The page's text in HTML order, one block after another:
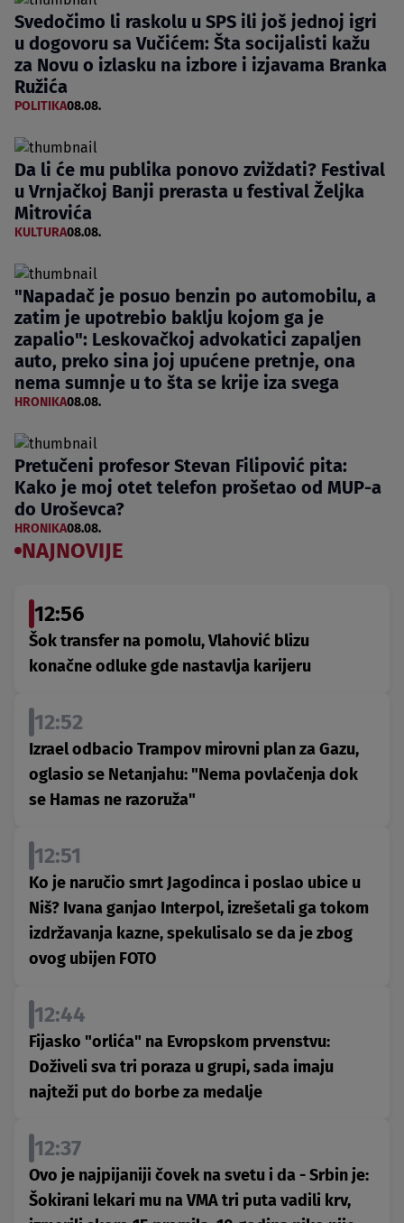
Svedočimo li raskolu u SPS ili još jednoj igri
u dogovoru sa Vučićem: Šta socijalisti kažu
za Novu o izlasku na izbore i izjavama Branka
Ružića
POLITIKA08.08.
Da li će mu publika ponovo zviždati? Festival
u Vrnjačkoj Banji prerasta u festival Željka
Mitrovića
KULTURA08.08.
"Napadač je posuo benzin po automobilu, a
zatim je upotrebio baklju kojom ga je
zapalio": Leskovačkoj advokatici zapaljen
auto, preko sina joj upućene pretnje, ona
nema sumnje u to šta se krije iza svega
HRONIKA08.08.
Pretučeni profesor Stevan Filipović pita:
Kako je moj otet telefon prošetao od MUP-a
do Uroševca?
HRONIKA08.08.
NAJNOVIJE
12:56
Šok transfer na pomolu, Vlahović blizu
konačne odluke gde nastavlja karijeru
12:52
Izrael odbacio Trampov mirovni plan za Gazu,
oglasio se Netanjahu: "Nema povlačenja dok
se Hamas ne razoruža"
12:51
Ko je naručio smrt Jagodinca i poslao ubice u
Niš? Ivana ganjao Interpol, izrešetali ga tokom
izdržavanja kazne, spekulisalo se da je zbog
ovog ubijen FOTO
12:44
Fijasko "orlića" na Evropskom prvenstvu:
Doživeli sva tri poraza u grupi, sada imaju
najteži put do borbe za medalje
12:37
Ovo je najpijaniji čovek na svetu i da - Srbin je:
Šokirani lekari mu na VMA tri puta vadili krv,